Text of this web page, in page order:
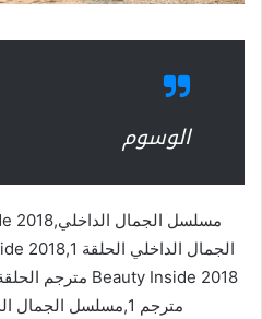
الوسوم
مترجم 1,مسلسل الجمال الداخلي مترجم asia2tv